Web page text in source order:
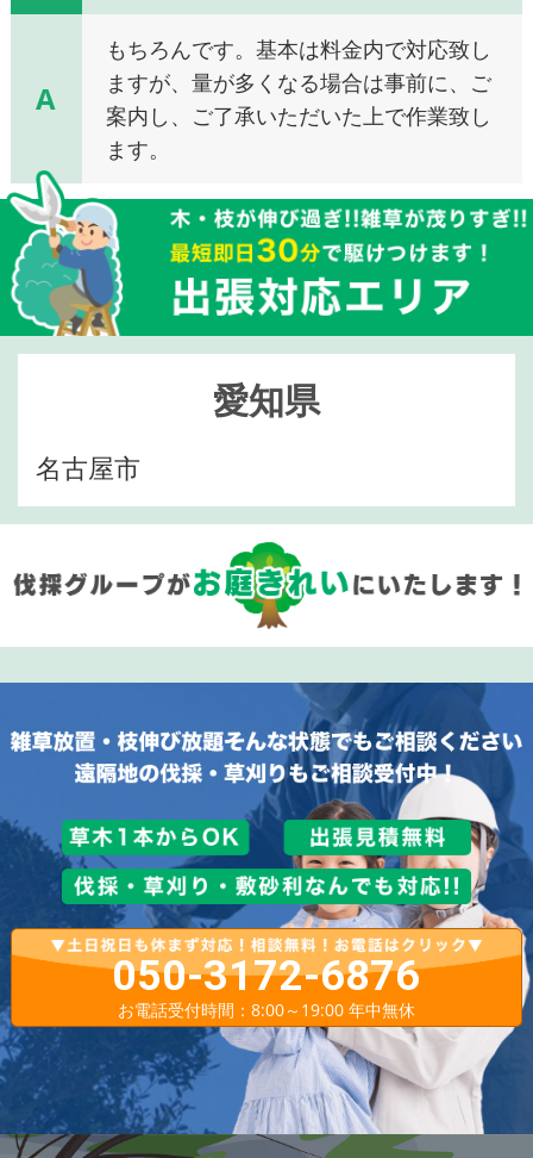
A
もちろんです。基本は料金内で対応致し
ますが、量が多くなる場合は事前に、ご
案内し、ご了承いただいた上で作業致し
ます。
愛知県
名古屋市
050-3172-6876
お電話受付時間：8:00～19:00 年中無休